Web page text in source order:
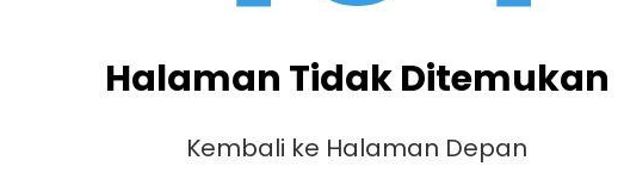
Halaman Tidak Ditemukan
Kembali ke Halaman Depan